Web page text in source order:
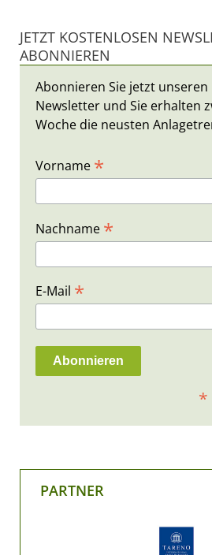
JETZT KOSTENLOSEN
ABONNIEREN
Abonnieren Sie jetzt
Newsletter und Sie erhalten
Woche die neusten
Vorname *
Nachname *
E-Mail *
*
PARTNER